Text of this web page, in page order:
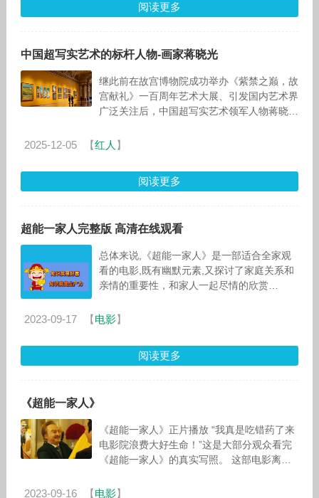
阅读更多
中国超写实艺术的标杆人物-画家蒋晓光
继此前在故宫博物院成功举办《紫禁之巅，故
宫献礼》一百周年艺术大展、引发国内艺术界
广泛关注后，中国超写实艺术领军人物蒋晓光
交融主题精品画作，登陆法国卢浮宫举
2025-12-05 【红人 】
阅读更多
超能一家人完整版 高清在线观看
总体来说,《超能一家人》是一部适合全家观
看的电影,既有幽默元素,又探讨了家庭关系和
亲情的重要性，和家人一起尽情的欣赏
2023-09-17 【电影】
阅读更多
《超能一家人》
《超能一家人》正片播放 “我真是吃错药了来
电影院浪费大好生命！”这是大部分观众看完
《超能一家人》的真实写照。 这部电影离谱
2023-09-16 【电影】